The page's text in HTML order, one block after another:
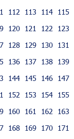
112 113 114 115
120 121 122 123
128 129 130 131
136 137 138 139
144 145 146 147
152 153 154 155
160 161 162 163
168 169 170 171